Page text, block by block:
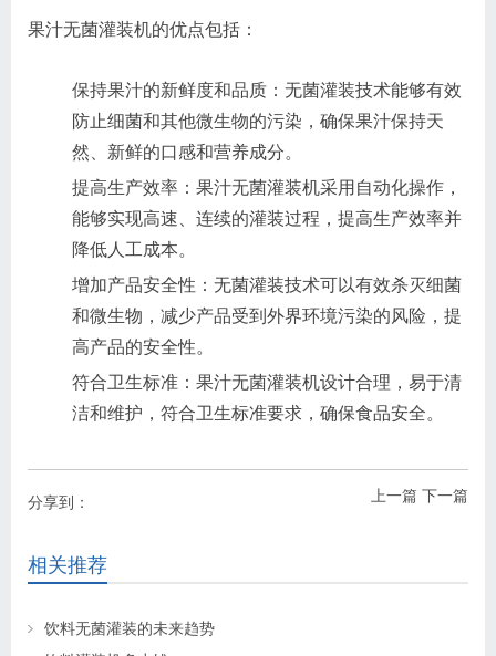
果汁无菌灌装机的优点包括：
保持果汁的新鲜度和品质：无菌灌装技术能够有效
防止细菌和其他微生物的污染，确保果汁保持天
然、新鲜的口感和营养成分。
提高生产效率：果汁无菌灌装机采用自动化操作，
能够实现高速、连续的灌装过程，提高生产效率并
降低人工成本。
增加产品安全性：无菌灌装技术可以有效杀灭细菌
和微生物，减少产品受到外界环境污染的风险，提
高产品的安全性。
符合卫生标准：果汁无菌灌装机设计合理，易于清
洁和维护，符合卫生标准要求，确保食品安全。
上一篇 下一篇
分享到：
相关推荐
饮料无菌灌装的未来趋势